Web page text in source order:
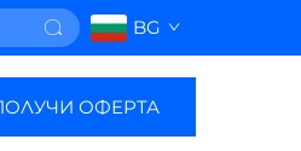
BG
ОФЕРТА